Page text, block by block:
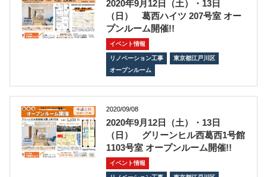
2020年9月12日（土）・13日
（日） 葛西ハイツ 207号室 オー
プンルーム開催!!
イベント情報
リノベーション工事
東京都江戸川区
オープンルーム
2020/09/08
2020年9月12日（土）・13日
（日） グリーンヒル西葛西1号館
1103号室 オープンルーム開催!!
イベント情報